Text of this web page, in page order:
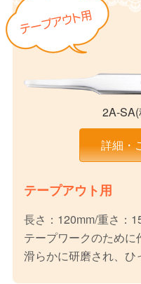
2A-SA(
詳細・
テープアウト用
長さ：120mm/重さ：
テープワークのため
滑らかに研磨され、ひ